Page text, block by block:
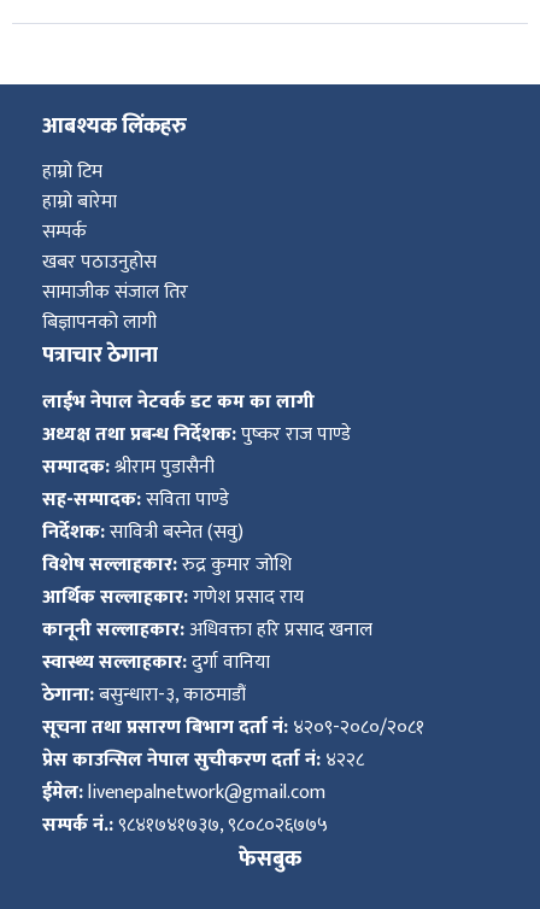
आबश्यक लिंकहरु
हाम्रो टिम
हाम्रो बारेमा
सम्पर्क
खबर पठाउनुहोस
सामाजीक संजाल तिर
बिज्ञापनको लागी
पत्राचार ठेगाना
लाईभ नेपाल नेटवर्क डट कम का लागी
अध्यक्ष तथा प्रबन्ध निर्देशक:पुष्कर राज पाण्डे
सम्पादक:श्रीराम पुडासैनी
सह-सम्पादक:सविता पाण्डे
निर्देशक:सावित्री बस्नेत (सवु)
विशेष सल्लाहकार:रुद्र कुमार जोशि
आर्थिक सल्लाहकार:गणेश प्रसाद राय
कानूनी सल्लाहकार:अधिवक्ता हरि प्रसाद खनाल
स्वास्थ्य सल्लाहकार:दुर्गा वानिया
ठेगाना:बसुन्धारा-३, काठमाडौं
सूचना तथा प्रसारण बिभाग दर्ता नं:४२०९-२०८०/२०८१
प्रेस काउन्सिल नेपाल सुचीकरण दर्ता नं:४२२८
ईमेल:livenepalnetwork@gmail.com
सम्पर्क नं.:९८४१७४१७३७, ९८०८०२६७७५
फेसबुक